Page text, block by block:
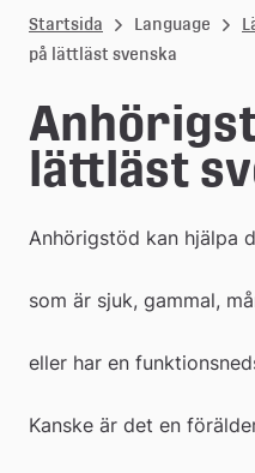
u
l
e
å
o
m
m
n
Startsida Language
på lättläst svenska
lättläst
Anhörigstöd kan hjälpa
som är sjuk, gammal,
eller har en
Kanske är det en